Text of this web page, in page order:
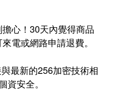
心！30天內覺得商品
電或網路申請退費。
最新的256加密技術相
資安全。